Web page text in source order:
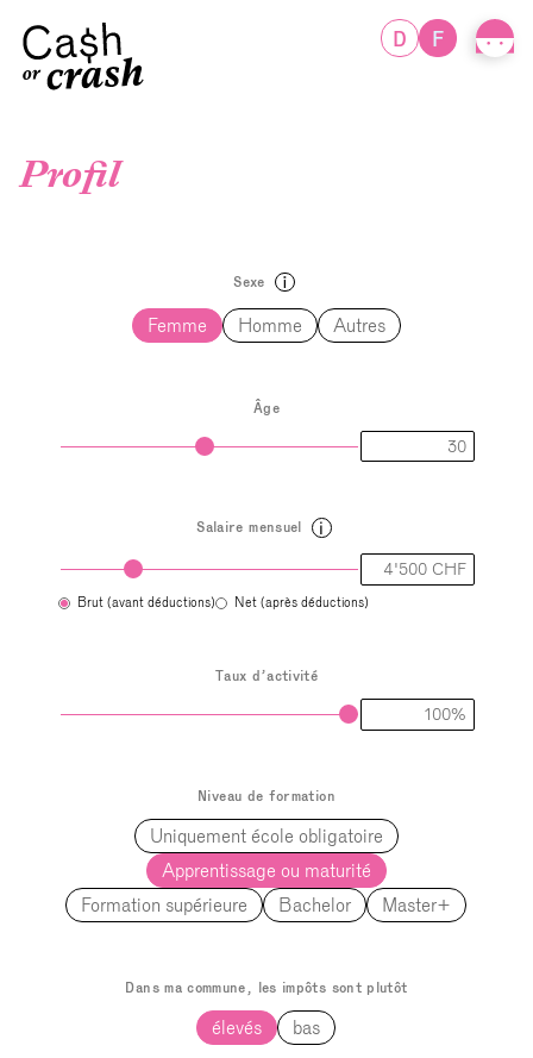
D F
Profil
Sexe
Femme Homme Autres
Âge
Salaire mensuel
Brut (avant déductions) Net (après déductions)
Taux d’activité
Niveau de formation
Uniquement école obligatoire
Apprentissage ou maturité
Formation supérieure
Bachelor Master+
Dans ma commune, les impôts sont plutôt
élevés bas